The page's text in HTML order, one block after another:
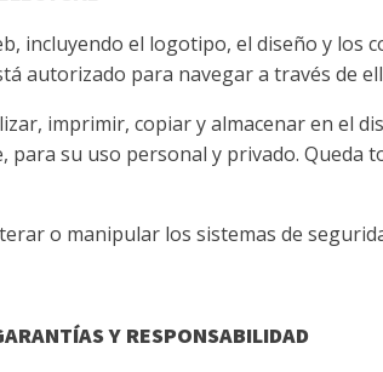
incluyendo el logotipo, el diseño y los
autorizado para navegar a través de
imprimir, copiar y almacenar en el
para su uso personal y privado.
o manipular los sistemas de
Y RESPONSABILIDAD